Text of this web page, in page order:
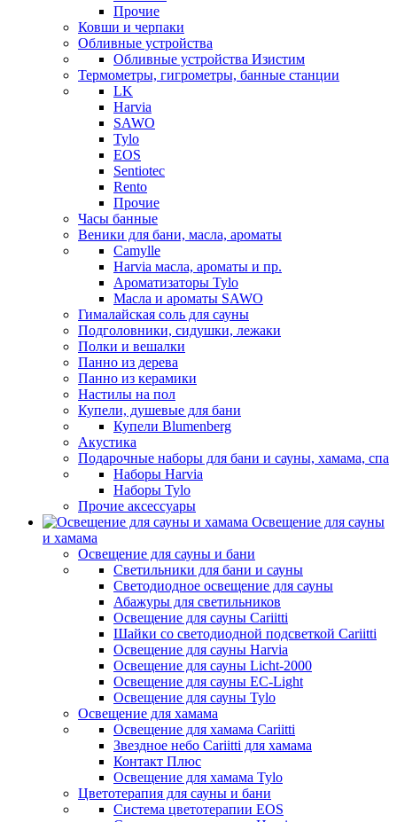
Прочие
Ковши и черпаки
Обливные устройства
Обливные устройства Изистим
Термометры, гигрометры, банные станции
LK
Harvia
SAWO
Tylo
EOS
Sentiotec
Rento
Прочие
Часы банные
Веники для бани, масла, ароматы
Camylle
Harvia масла, ароматы и пр.
Ароматизаторы Tylo
Масла и ароматы SAWO
Гималайская соль для сауны
Подголовники, сидушки, лежаки
Полки и вешалки
Панно из дерева
Панно из керамики
Настилы на пол
Купели, душевые для бани
Купели Blumenberg
Акустика
Подарочные наборы для бани и сауны, хамама, спа
Наборы Harvia
Наборы Tylo
Прочие аксессуары
Освещение для сауны
и хамама
Освещение для сауны и бани
Светильники для бани и сауны
Светодиодное освещение для сауны
Абажуры для светильников
Освещение для сауны Cariitti
Шайки со светодиодной подсветкой Cariitti
Освещение для сауны Harvia
Освещение для сауны Licht-2000
Освещение для сауны EC-Light
Освещение для сауны Tylo
Освещение для хамама
Освещение для хамама Cariitti
Звездное небо Cariitti для хамама
Контакт Плюс
Освещение для хамама Tylo
Цветотерапия для сауны и бани
Система цветотерапии EOS